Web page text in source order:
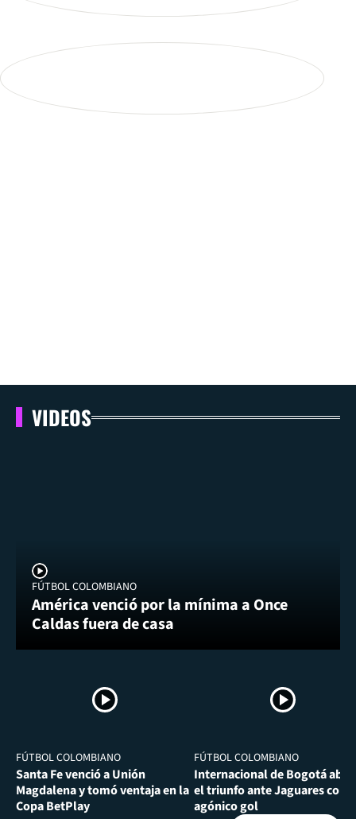
VIDEOS
FÚTBOL COLOMBIANO
América venció por la mínima a Once
Caldas fuera de casa
FÚTBOL COLOMBIANO
Santa Fe venció a Unión
Magdalena y tomó ventaja en la
Copa BetPlay
FÚTBOL COLOMBIANO
Internacional de Bogotá
el triunfo ante Jaguares con
agónico gol